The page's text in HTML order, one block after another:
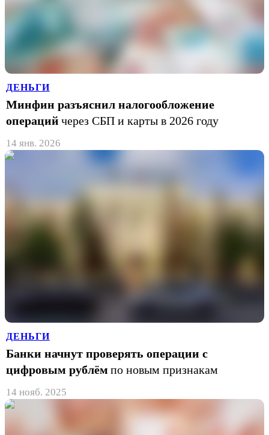
ДЕНЬГИ
Минфин разъяснил налогообложение
операций через СБП и карты в 2026 году
14 янв. 2026
ДЕНЬГИ
Банки начнут проверять операции с
цифровым рублём по новым признакам
14 нояб. 2025